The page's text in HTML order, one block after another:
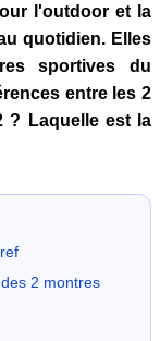
l'outdoor et la
quotidien. Elles
sportives du
entre les 2
? Laquelle est la
2 montres